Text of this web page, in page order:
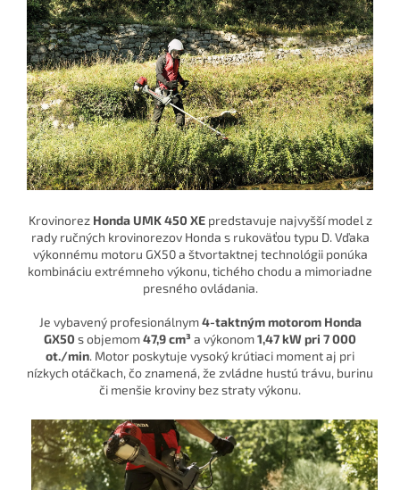
Krovinorez Honda UMK 450 XEpredstavuje najvyšší model z
rady ručných krovinorezov Honda s rukoväťou typu D. Vďaka
výkonnému motoru GX50 a štvortaktnej technológii ponúka
kombináciu extrémneho výkonu, tichého chodu a mimoriadne
presného ovládania.
Je vybavený profesionálnym4-taktným motorom Honda
GX50 s objemom47,9 cm³ a výkonom1,47 kW pri 7 000
ot./min. Motor poskytuje vysoký krútiaci moment aj pri
nízkych otáčkach, čo znamená, že zvládne hustú trávu, burinu
či menšie kroviny bez straty výkonu.